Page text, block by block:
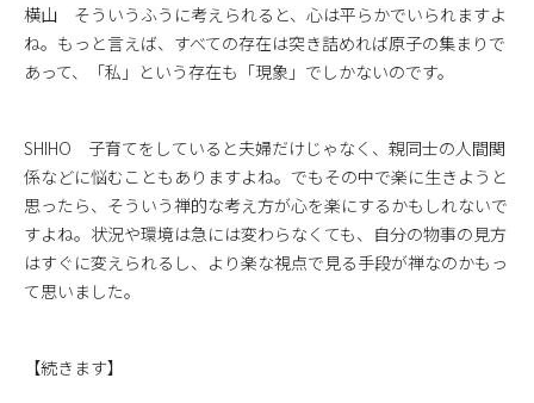
横山 そういうふうに考えられると、心は平らかでいられますよ
ね。もっと言えば、すべての存在は突き詰めれば原子の集まりで
あって、「私」という存在も「現象」でしかないのです。
SHIHO 子育てをしていると夫婦だけじゃなく、親同士の人間関
係などに悩むこともありますよね。でもその中で楽に生きようと
思ったら、そういう禅的な考え方が心を楽にするかもしれないで
すよね。状況や環境は急には変わらなくても、自分の物事の見方
はすぐに変えられるし、より楽な視点で見る手段が禅なのかもっ
て思いました。
【続きます】